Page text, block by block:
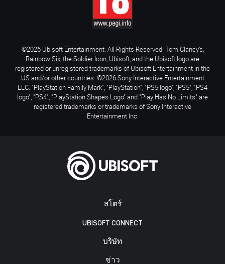
สโตร์
UBISOFT CONNECT
บริษัท
ข่าว
©2026 Ubisoft Entertainment. All Rights Reserved. Tom Clancy’s,
Rainbow Six, the Soldier Icon, Ubisoft, and the Ubisoft logo are
registered or unregistered trademarks of Ubisoft Entertainment in the
US and/or other countries. ©2026 Sony Interactive Entertainment
LLC. "PlayStation Family Mark", "PlayStation", "PS5 logo", "PS5", "PS4
logo", "PS4", "PlayStation Shapes Logo" and "Play Has No Limits" are
registered trademarks or trademarks of Sony Interactive
Entertainment Inc.